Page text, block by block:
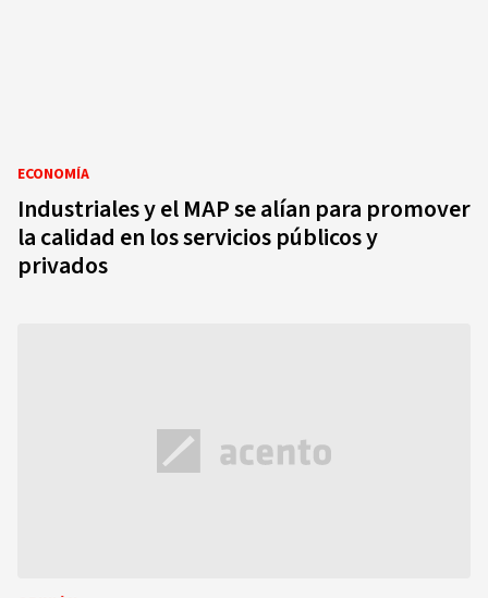
ECONOMÍA
Industriales y el MAP se alían para promover
la calidad en los servicios públicos y
privados